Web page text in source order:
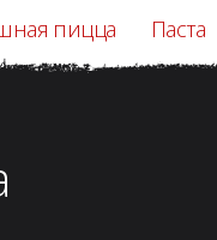
пицца Паста